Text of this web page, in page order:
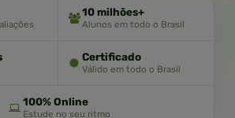
10 milhões+
Alunos em todo o Brasil
Certificado
Válido em todo o Brasil
100% Online
Estude no seu ritmo